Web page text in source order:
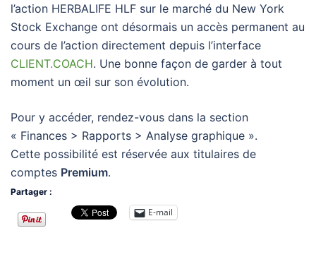
l’action HERBALIFE HLF sur le marché du New York
Stock Exchange ont désormais un accès permanent au
cours de l’action directement depuis l’interface
CLIENT.COACH. Une bonne façon de garder à tout
moment un œil sur son évolution.
Pour y accéder, rendez-vous dans la section
« Finances > Rapports > Analyse graphique ».
Cette possibilité est réservée aux titulaires de
comptes Premium.
Partager :
E-mail